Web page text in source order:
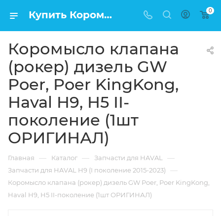
Купить Коромысло клапана (рокер) дизель GW Poer, Poer KingKong, Haval H9, H5 II-поколение (1шт ОРИГИНАЛ) в Москве по низкой цене 0
Коромысло клапана
(рокер) дизель GW
Poer, Poer KingKong,
Haval H9, H5 II-
поколение (1шт
ОРИГИНАЛ)
Главная — Каталог — Запчасти для HAVAL —
Запчасти для HAVAL H9 (I поколение 2015-2023) —
Коромысло клапана (рокер) дизель GW Poer, Poer KingKong,
Haval H9, H5 II-поколение (1шт ОРИГИНАЛ)